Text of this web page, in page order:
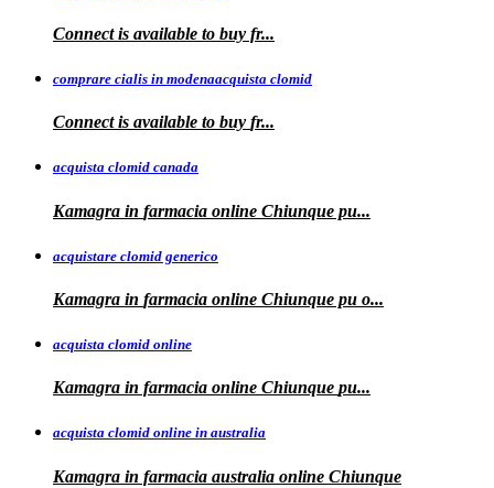
Connect is available to buy fr...
comprare cialis in modenaacquista clomid
Connect is available to buy fr...
acquista clomid canada
Kamagra in farmacia online Chiunque pu...
acquistare clomid generico
Kamagra in farmacia online Chiunque pu o...
acquista clomid online
Kamagra in farmacia online Chiunque pu...
acquista clomid online in australia
Kamagra in farmacia australia online Chiunque